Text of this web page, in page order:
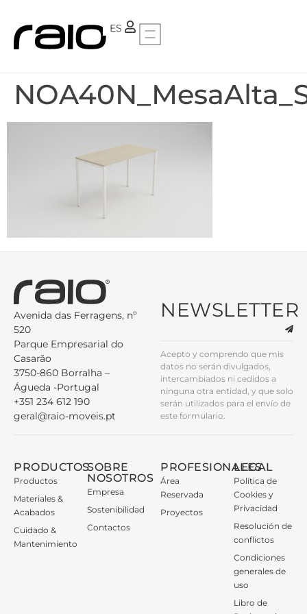
ES
PT
Avenida das Ferragens, nº
520
Parque Empresarial do
Casarão
3750-860 Borralha –
Águeda -Portugal
+351 234 612 190
geral@raio-moveis.pt
NEWSLETTER
Acepto y comprendo que mis
datos no serán divulgados,
intercambiados ni cedidos a
ninguna otra entidad, y que solo
serán utilizados para el envío de
este formulario.
PRODUCTOS
Productos
Materiales &
Acabados
Cuidado &
Mantenimiento
SOBRE
NOSOTROS
Empresa
Sostenibilidad
Contactos
PROFESIONALES
Área
Reservada
Proyectos
LEGAL
Política de
Cookies y
Privacidad
Resolución de
conflictos
Condiciones
generales de
uso
Libro de